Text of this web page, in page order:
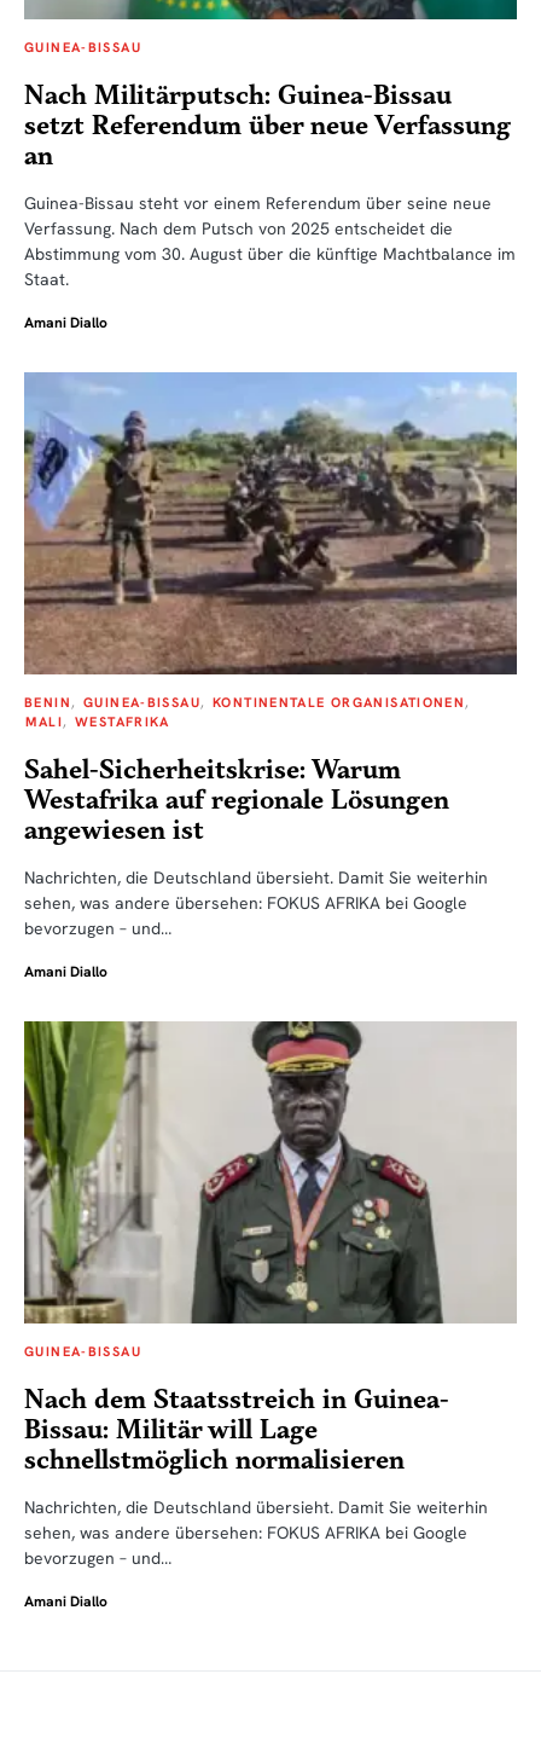
GUINEA-BISSAU
Nach Militärputsch: Guinea-Bissau
setzt Referendum über neue Verfassung
an
Guinea-Bissau steht vor einem Referendum über seine neue
Verfassung. Nach dem Putsch von 2025 entscheidet die
Abstimmung vom 30. August über die künftige Machtbalance im
Staat.
Amani Diallo
BENIN GUINEA-BISSAU
KONTINENTALE ORGANISATIONEN
MALI
WESTAFRIKA
Sahel-Sicherheitskrise: Warum
Westafrika auf regionale Lösungen
angewiesen ist
Nachrichten, die Deutschland übersieht. Damit Sie weiterhin
sehen, was andere übersehen: FOKUS AFRIKA bei Google
bevorzugen – und…
Amani Diallo
GUINEA-BISSAU
Nach dem Staatsstreich in Guinea-
Bissau: Militär will Lage
schnellstmöglich normalisieren
Nachrichten, die Deutschland übersieht. Damit Sie weiterhin
sehen, was andere übersehen: FOKUS AFRIKA bei Google
bevorzugen – und…
Amani Diallo